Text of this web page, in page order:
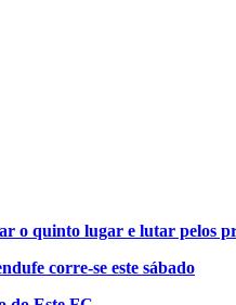
o quinto lugar e lutar pelos
corre-se este sábado